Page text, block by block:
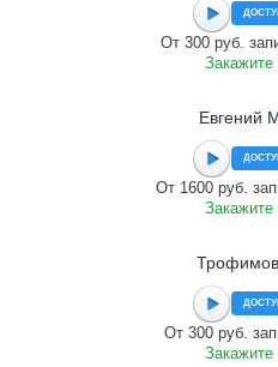
От 300 руб.
Закажите
Евгений
От 1600 руб.
Закажите
От 300 руб.
Закажите